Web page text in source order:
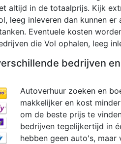
altijd in de totaalprijs. Kijk
leeg inleveren dan kunnen
Eventuele kosten
die Vol ophalen, leeg
bedrijven
Autoverhuur zoeken en
makkelijker en kost
om de beste prijs te
bedrijven tegelijkertijd in
hebben geen auto's,